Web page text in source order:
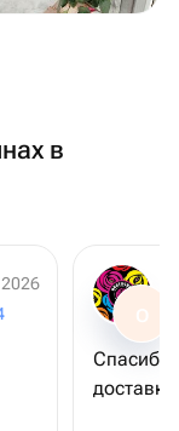
в
2026
О
Спасибо